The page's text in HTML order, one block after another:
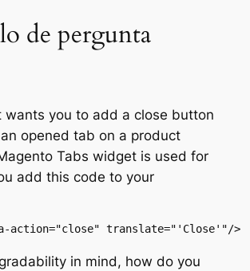
de pergunta
wants you to add a close button
opened tab on a product
Tabs widget is used for
add this code to your
action="close" translate="'Close'"/>
in mind, how do you